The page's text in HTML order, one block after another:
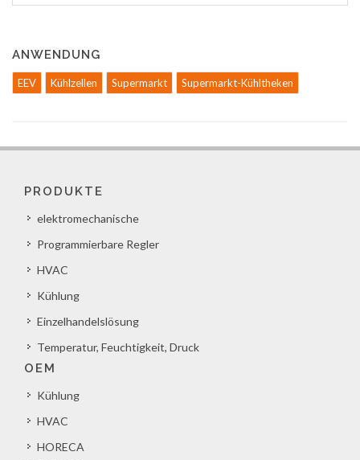
ANWENDUNG
EEV Kühlzellen Supermarkt Supermarkt-Kühltheken
PRODUKTE
elektromechanische
Programmierbare Regler
HVAC
Kühlung
Einzelhandelslösung
Temperatur, Feuchtigkeit, Druck
OEM
Kühlung
HVAC
HORECA